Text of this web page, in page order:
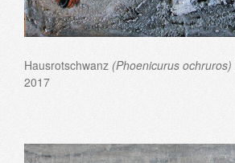
Hausrotschwanz (Phoenicurus ochruros)
2017